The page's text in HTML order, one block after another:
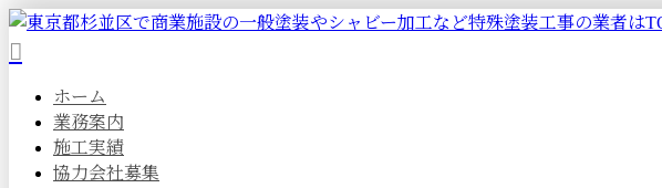
ホーム
業務案内
施工実績
協力会社募集